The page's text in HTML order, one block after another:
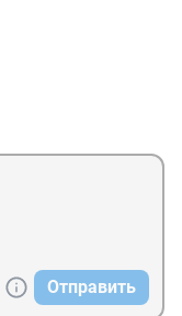
Отправить